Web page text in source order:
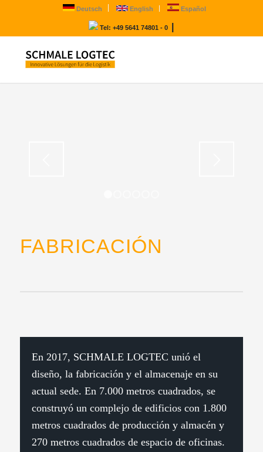
Deutsch English Español
Tel: +49 5641 74801 - 0
FABRICACIÓN
En 2017, SCHMALE LOGTEC unió el
diseño, la fabricación y el almacenaje en su
actual sede. En 7.000 metros cuadrados, se
construyó un complejo de edificios con 1.800
metros cuadrados de producción y almacén y
270 metros cuadrados de espacio de oficinas.